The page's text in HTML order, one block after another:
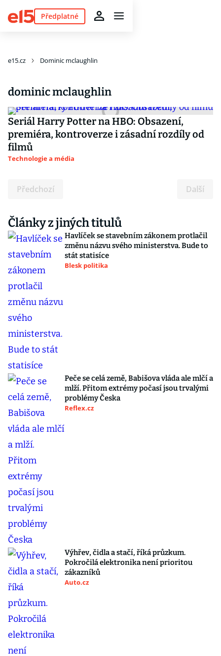
Předplatné
e15.cz Dominic mclaughlin
dominic mclaughlin
Seriál Harry Potter na HBO: Obsazení,
premiéra, kontroverze i zásadní rozdíly od
filmů
Technologie a média
Předchozí Další
Články z jiných titulů
Havlíček se stavebním zákonem protlačil
změnu názvu svého ministerstva. Bude to
stát statisíce
Blesk politika
Peče se celá země, Babišova vláda ale mlčí a
mlží. Přitom extrémy počasí jsou trvalými
problémy Česka
Reflex.cz
Výhřev, čidla a stačí, říká průzkum.
Pokročilá elektronika není prioritou
zákazníků
Auto.cz